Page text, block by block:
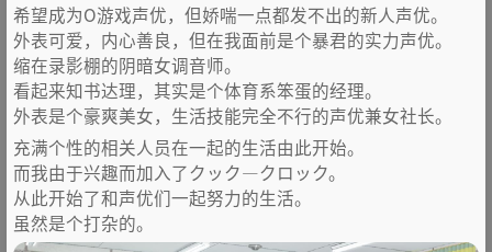
希望成为O游戏声优，但娇喘一点都发不出的新人声优。
外表可爱，内心善良，但在我面前是个暴君的实力声优。
缩在录影棚的阴暗女调音师。
看起来知书达理，其实是个体育系笨蛋的经理。
外表是个豪爽美女，生活技能完全不行的声优兼女社长。
充满个性的相关人员在一起的生活由此开始。
而我由于兴趣而加入了クック―クロック。
从此开始了和声优们一起努力的生活。
虽然是个打杂的。